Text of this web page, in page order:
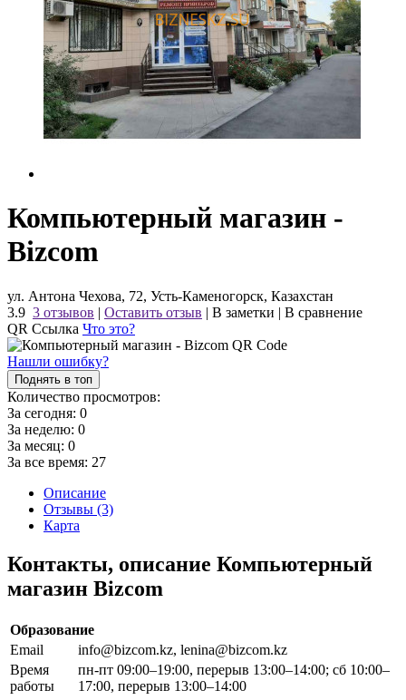
Компьютерный магазин -
Bizcom
ул. Антона Чехова, 72, Усть-Каменогорск, Казахстан
3.9 3 отзывов | Оставить отзыв | В заметки | В сравнение
QR Ссылка Что это?
Нашли ошибку?
Поднять в топ
Количество просмотров:
За сегодня: 0
За неделю: 0
За месяц: 0
За все время: 27
Описание
Отзывы (3)
Карта
Контакты, описание Компьютерный
магазин Bizcom
Образование
Email
info@bizcom.kz, lenina@bizcom.kz
Время
работы
пн-пт 09:00–19:00, перерыв 13:00–14:00; сб 10:00–
17:00, перерыв 13:00–14:00